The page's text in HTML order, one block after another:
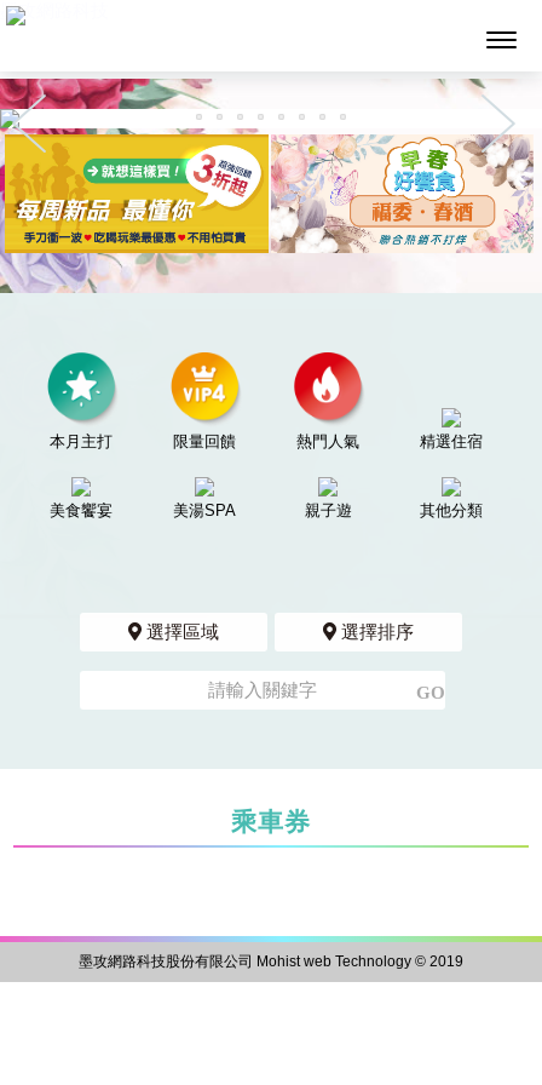
墨攻網路科技
本月主打 限量回饋 熱門人氣 精選住宿
美食饗宴 美湯SPA 親子遊 其他分類
選擇區域 選擇排序
乘車券
墨攻網路科技股份有限公司 Mohist web Technology © 2019